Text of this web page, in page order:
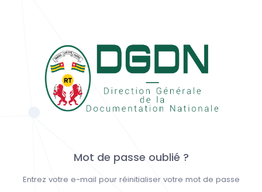
Mot de passe oublié ?
Entrez votre e-mail pour réinitialiser votre mot de passe